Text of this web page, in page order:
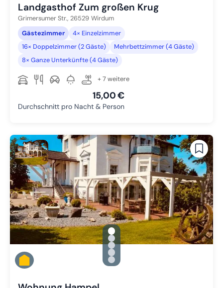
Landgasthof Zum großen Krug
Grimersumer Str., 26529 Wirdum
Gästezimmer
4× Einzelzimmer
16× Doppelzimmer (2 Gäste)
Mehrbettzimmer (4 Gäste)
8× Ganze Unterkünfte (4 Gäste)
+ 7 weitere
15,00 €
Durchschnitt pro Nacht & Person
gallery.slide_selector
Zu Slide 1 wechseln
Zu Slide 2 wechseln
Zu Slide 3 wechseln
Zu Slide 4 wechseln
Zu Slide 5 wechseln